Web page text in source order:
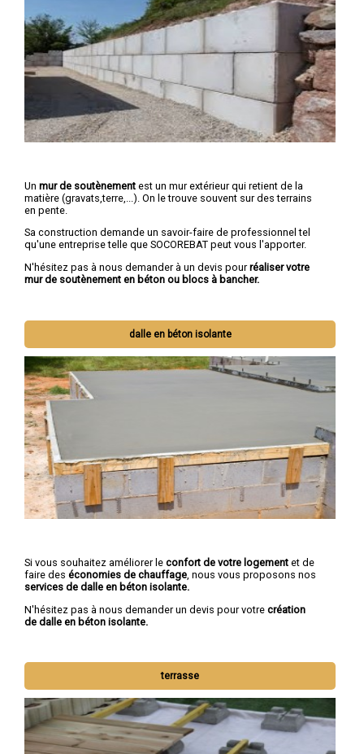
Un mur de soutènement est un mur extérieur qui retient de la
matière (gravats,terre,...). On le trouve souvent sur des terrains
en pente.
Sa construction demande un savoir-faire de professionnel tel
qu'une entreprise telle que SOCOREBAT peut vous l'apporter.
N'hésitez pas à nous demander à un devis pourréaliser votre
mur de soutènement en béton ou blocs à bancher.
dalle en béton isolante
Si vous souhaitez améliorer le confort de votre logement et de
faire des économies de chauffage , nous vous proposons nos
services de dalle en béton isolante.
N'hésitez pas à nous demander un devis pour votre création
de dalle en béton isolante.
terrasse